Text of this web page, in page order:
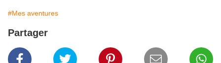
#Mes aventures
Partager